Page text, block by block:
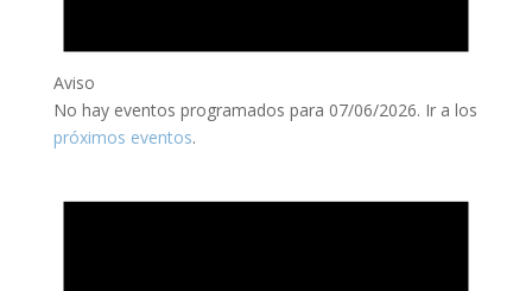
Aviso
No hay eventos programados para 07/06/2026. Ir a los
próximos eventos.